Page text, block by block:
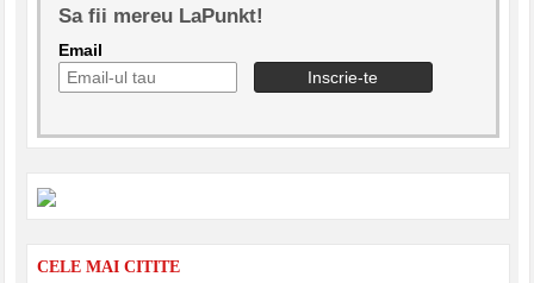
Sa fii mereu LaPunkt!
Email
CELE MAI CITITE